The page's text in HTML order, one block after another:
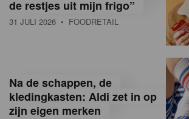
de restjes uit mijn frigo”
31 JULI 2026 • FOODRETAIL
Na de schappen, de
kledingkasten: Aldi zet in op
zijn eigen merken